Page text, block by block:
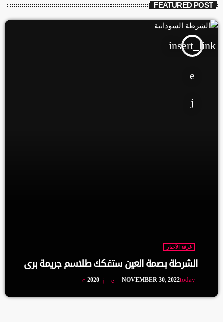
FEATURED POST
insert_link
غرفة الآخبار
الشرطة بصمة العين ستفكك طلاسم جريمة بري
today
NOVEMBER 30, 2022
2020